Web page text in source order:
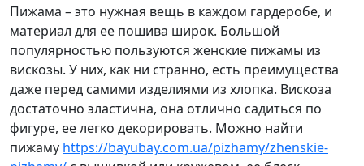
Пижама – это нужная вещь в каждом гардеробе, и
материал для ее пошива широк. Большой
популярностью пользуются женские пижамы из
вискозы. У них, как ни странно, есть преимущества
даже перед самими изделиями из хлопка. Вискоза
достаточно эластична, она отлично садиться по
фигуре, ее легко декорировать. Можно найти
пижаму https://bayubay.com.ua/pizhamy/zhenskie-